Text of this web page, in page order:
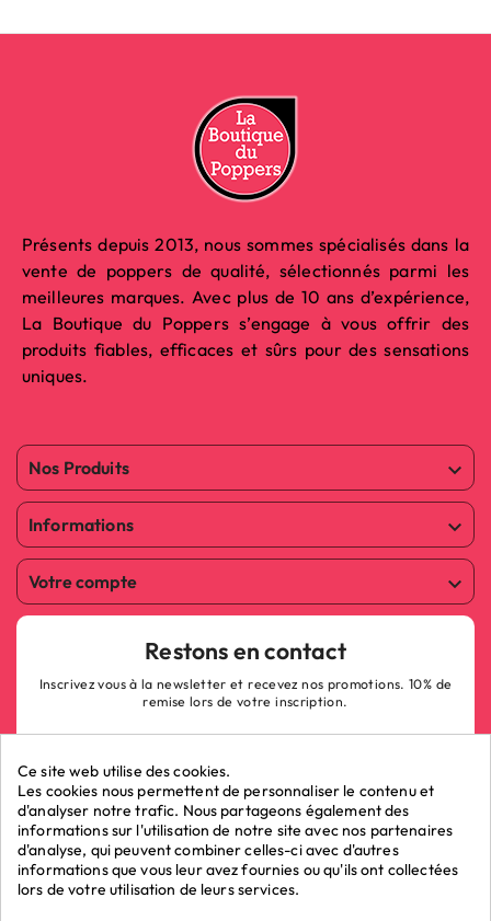
Présents depuis 2013, nous sommes spécialisés dans la
vente de poppers de qualité, sélectionnés parmi les
meilleures marques. Avec plus de 10 ans d’expérience,
La Boutique du Poppers s’engage à vous offrir des
produits fiables, efficaces et sûrs pour des sensations
uniques.
Nos Produits 
Informations 
Votre compte 
Restons en contact
Inscrivez vous à la newsletter et recevez nos promotions. 10% de
remise lors de votre inscription.
ok
Ce site web utilise des cookies.
Les cookies nous permettent de personnaliser le contenu et
d'analyser notre trafic. Nous partageons également des
informations sur l'utilisation de notre site avec nos partenaires
d'analyse, qui peuvent combiner celles-ci avec d'autres
informations que vous leur avez fournies ou qu'ils ont collectées
lors de votre utilisation de leurs services.